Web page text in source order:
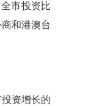
市投资比
和港澳台
资增长的